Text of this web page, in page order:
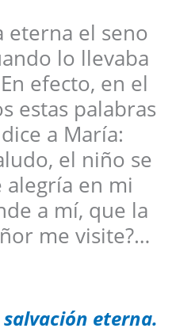
eterna el seno
lo llevaba
efecto, en el
estas palabras
a María:
el niño se
en mi
a mí, que la
me visite?…
eterna.